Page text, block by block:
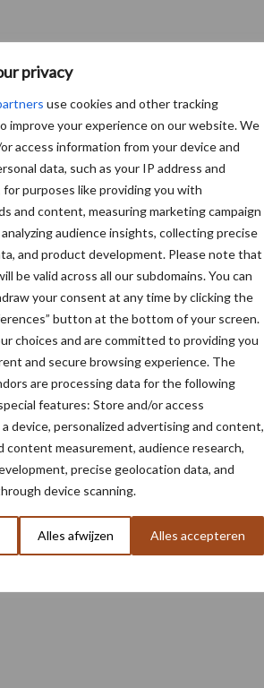
privacy
use cookies and other tracking
improve your experience on our website. We
access information from your device and
data, such as your IP address and
purposes like providing you with
and content, measuring marketing campaign
audience insights, collecting precise
and product development. Please note that
be valid across all our subdomains. You can
your consent at any time by clicking the
button at the bottom of your screen.
choices and are committed to providing you
and secure browsing experience. The
are processing data for the following
features: Store and/or access
device, personalized advertising and content,
content measurement, audience research,
precise geolocation data, and
device scanning.
Alles afwijzen Alles accepteren
met vijfhonderd gram wolkorrel.
water absorbeerde dan de andere
ten opzichte van het testveld
van wolkorrels en wolcompost was
maar is met Wolterra aan het
te ontvangen. Verschillende
Oregon, tonen positieve
dat wol fungeert als een meststof
zoals broccoli, mais, raaigras,
dat wolresten de voeding van